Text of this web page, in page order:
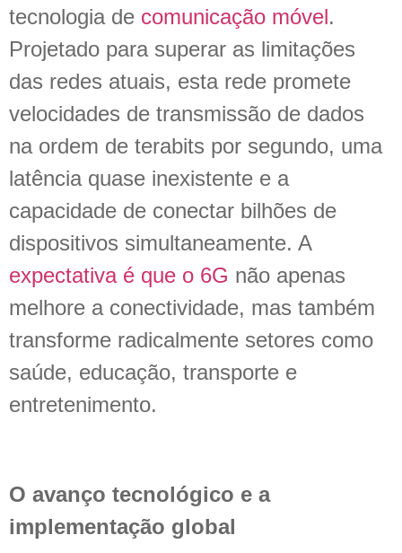
tecnologia de comunicação móvel.
Projetado para superar as limitações
das redes atuais, esta rede promete
velocidades de transmissão de dados
na ordem de terabits por segundo, uma
latência quase inexistente e a
capacidade de conectar bilhões de
dispositivos simultaneamente. A
expectativa é que o 6G não apenas
melhore a conectividade, mas também
transforme radicalmente setores como
saúde, educação, transporte e
entretenimento.
O avanço tecnológico e a
implementação global